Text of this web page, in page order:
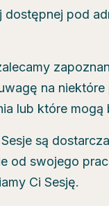
pod
na
lub które mogą
są
od swojego
Ci Sesję.